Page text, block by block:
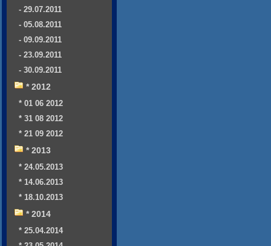
- 29.07.2011
- 05.08.2011
- 09.09.2011
- 23.09.2011
- 30.09.2011
* 2012
* 01 06 2012
* 31 08 2012
* 21 09 2012
* 2013
* 24.05.2013
* 14.06.2013
* 18.10.2013
* 2014
* 25.04.2014